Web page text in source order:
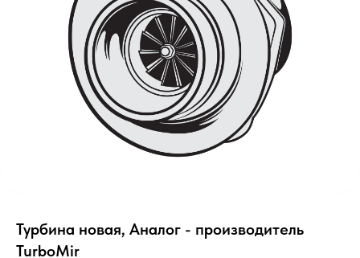
Турбина новая, Аналог - производитель
TurboMir